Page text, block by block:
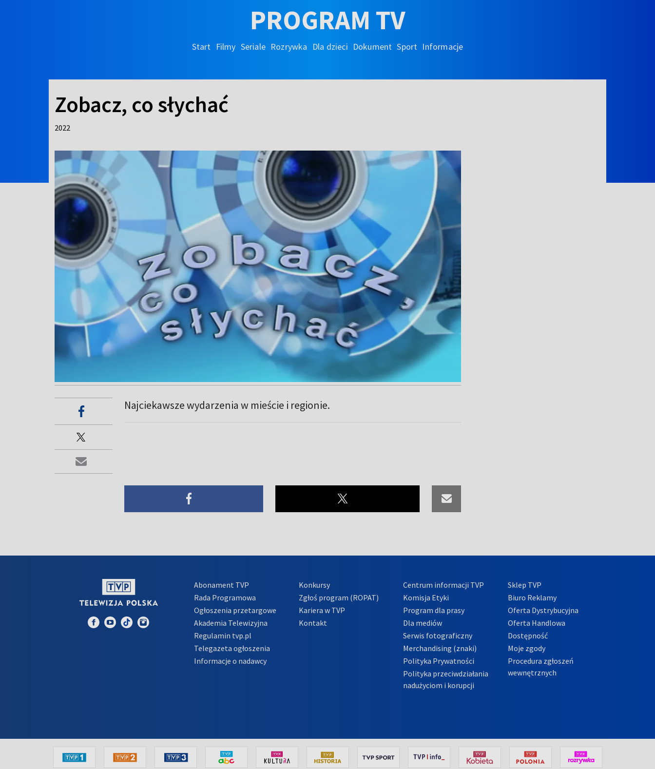
PROGRAM TV
Start Filmy Seriale Rozrywka Dla dzieci Dokument Sport Informacje
Zobacz, co słychać
2022
Najciekawsze wydarzenia w mieście i regionie.
Abonament TVP
Rada Programowa
Ogłoszenia przetargowe
Akademia Telewizyjna
Regulamin tvp.pl
Telegazeta ogłoszenia
Informacje o nadawcy
Konkursy
Zgłoś program (ROPAT)
Kariera w TVP
Kontakt
Centrum informacji TVP
Komisja Etyki
Program dla prasy
Dla mediów
Serwis fotograficzny
Merchandising (znaki)
Polityka Prywatności
Polityka przeciwdziałania
nadużyciom i korupcji
Sklep TVP
Biuro Reklamy
Oferta Dystrybucyjna
Oferta Handlowa
Dostępność
Moje zgody
Procedura zgłoszeń
wewnętrznych